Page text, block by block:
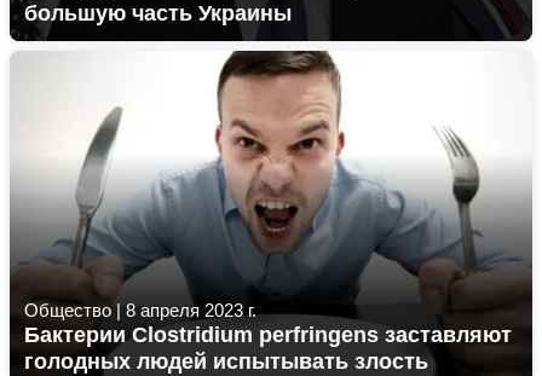
большую часть Украины
Общество | 8 апреля 2023 г.
Бактерии Clostridium perfringens заставляют
голодных людей испытывать злость